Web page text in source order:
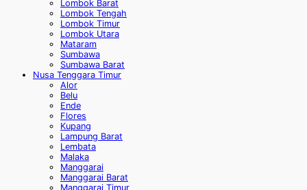
Lombok Barat
Lombok Tengah
Lombok Timur
Lombok Utara
Mataram
Sumbawa
Sumbawa Barat
Nusa Tenggara Timur
Alor
Belu
Ende
Flores
Kupang
Lampung Barat
Lembata
Malaka
Manggarai
Manggarai Barat
Manggarai Timur